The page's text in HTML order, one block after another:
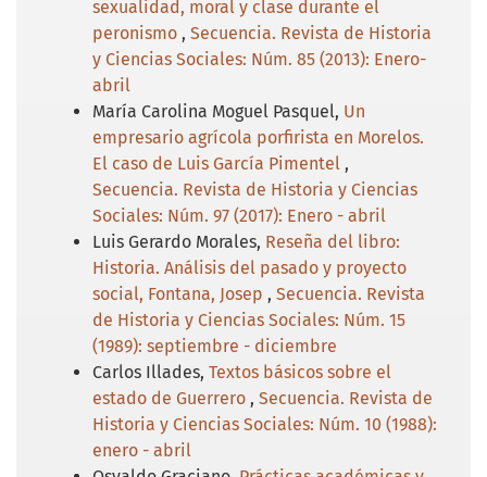
sexualidad, moral y clase durante el
peronismo , Secuencia. Revista de Historia
y Ciencias Sociales: Núm. 85 (2013): Enero-
abril
María Carolina Moguel Pasquel, Un
empresario agrícola porfirista en Morelos.
El caso de Luis García Pimentel ,
Secuencia. Revista de Historia y Ciencias
Sociales: Núm. 97 (2017): Enero - abril
Luis Gerardo Morales, Reseña del libro:
Historia. Análisis del pasado y proyecto
social, Fontana, Josep , Secuencia. Revista
de Historia y Ciencias Sociales: Núm. 15
(1989): septiembre - diciembre
Carlos Illades, Textos básicos sobre el
estado de Guerrero , Secuencia. Revista de
Historia y Ciencias Sociales: Núm. 10 (1988):
enero - abril